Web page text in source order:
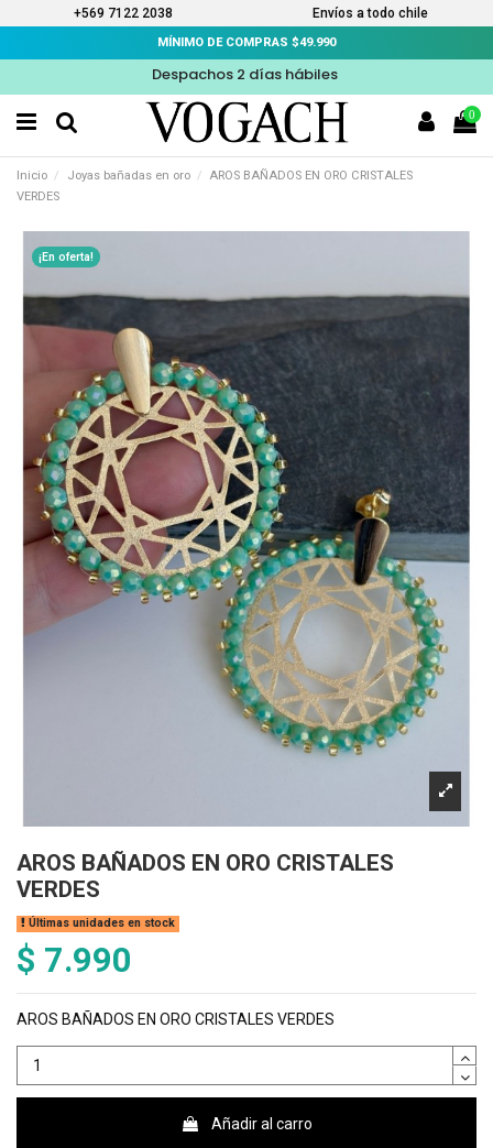
+569 7122 2038 Envíos a todo chile
MÍNIMO DE COMPRAS $49.990
Despachos 2 días hábiles
0
Inicio Joyas bañadas en oro
AROS BAÑADOS EN ORO CRISTALES
VERDES
¡En oferta!
AROS BAÑADOS EN ORO CRISTALES
VERDES
Últimas unidades en stock
$ 7.990
AROS BAÑADOS EN ORO CRISTALES VERDES
Añadir al carro